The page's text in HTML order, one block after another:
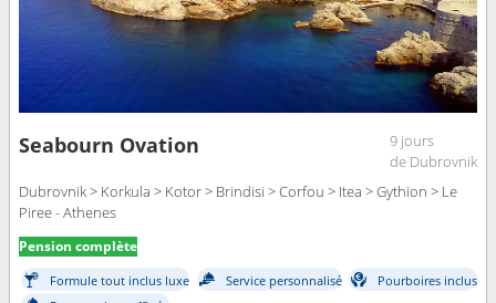
Seabourn Ovation
9 jours
de Dubrovnik
Dubrovnik > Korkula > Kotor > Brindisi > Corfou > Itea > Gythion > Le
Piree - Athenes
Pension complète
Formule tout inclus luxe Service personnalisé
Pourboires inclus